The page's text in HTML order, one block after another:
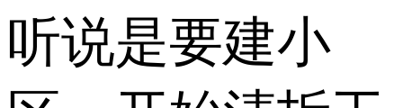
听说是要建小